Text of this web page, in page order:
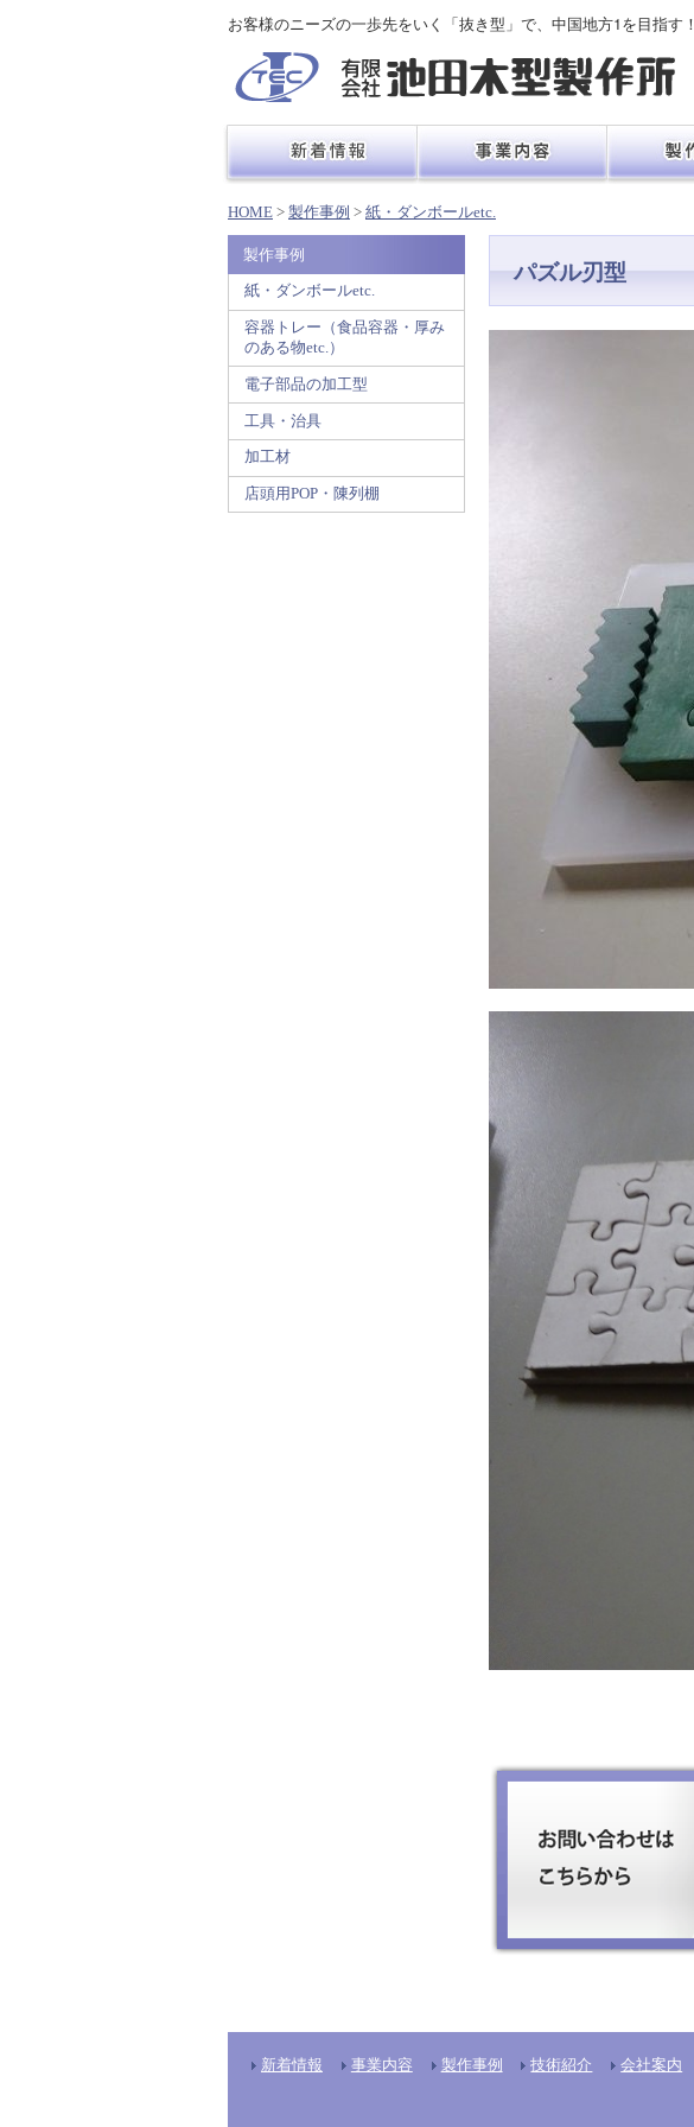
お客様のニーズの一歩先をいく「抜き型」で、中国地方1を目指す！
HOME > 製作事例 > 紙・ダンボールetc.
パズル刃型
製作事例
紙・ダンボールetc.
容器トレー（食品容器・厚み
のある物etc.）
電子部品の加工型
工具・治具
加工材
店頭用POP・陳列棚
新着情報 事業内容 製作事例 技術紹介 会社案内